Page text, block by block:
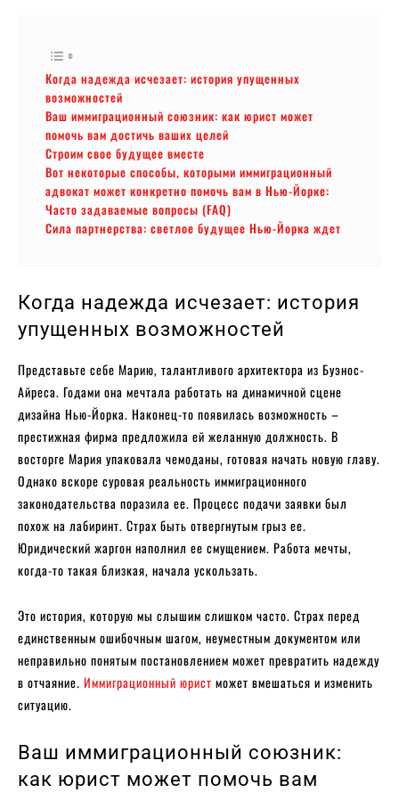
Когда надежда исчезает: история упущенных
возможностей
Ваш иммиграционный союзник: как юрист может
помочь вам достичь ваших целей
Строим свое будущее вместе
Вот некоторые способы, которыми иммиграционный
адвокат может конкретно помочь вам в Нью-Йорке:
Часто задаваемые вопросы (FAQ)
Сила партнерства: светлое будущее Нью-Йорка ждет
Когда надежда исчезает: история
упущенных возможностей
Представьте себе Марию, талантливого архитектора из Буэнос-
Айреса. Годами она мечтала работать на динамичной сцене
дизайна Нью-Йорка. Наконец-то появилась возможность –
престижная фирма предложила ей желанную должность. В
восторге Мария упаковала чемоданы, готовая начать новую главу.
Однако вскоре суровая реальность иммиграционного
законодательства поразила ее. Процесс подачи заявки был
похож на лабиринт. Страх быть отвергнутым грыз ее.
Юридический жаргон наполнил ее смущением. Работа мечты,
когда-то такая близкая, начала ускользать.
Это история, которую мы слышим слишком часто. Страх перед
единственным ошибочным шагом, неуместным документом или
неправильно понятым постановлением может превратить надежду
в отчаяние. Иммиграционный юрист может вмешаться и изменить
ситуацию.
Ваш иммиграционный союзник:
как юрист может помочь вам